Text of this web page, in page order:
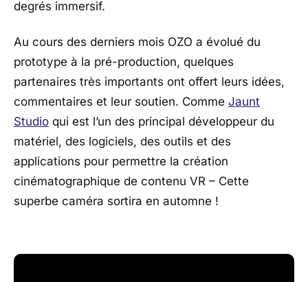
degrés immersif.
Au cours des derniers mois OZO a évolué du
prototype à la pré-production, quelques
partenaires très importants ont offert leurs idées,
commentaires et leur soutien. Comme Jaunt
Studio qui est l’un des principal développeur du
matériel, des logiciels, des outils et des
applications pour permettre la création
cinématographique de contenu VR – Cette
superbe caméra sortira en automne !